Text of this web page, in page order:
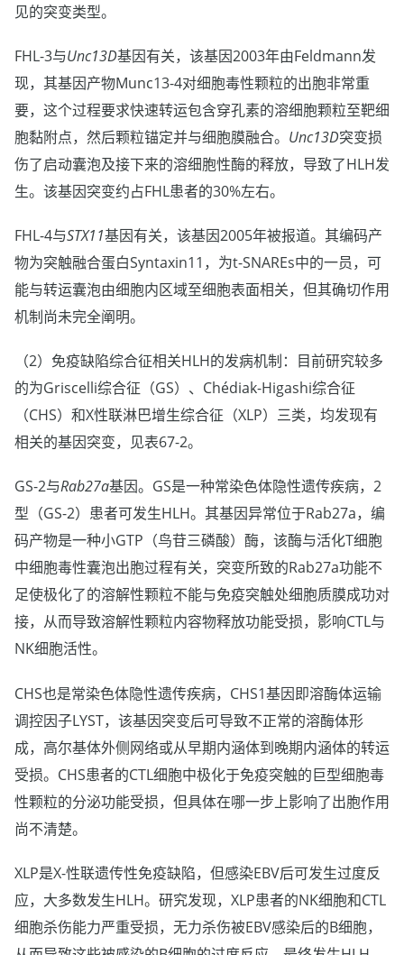
见的突变类型。
FHL-3与Unc13D基因有关，该基因2003年由Feldmann发
现，其基因产物Munc13-4对细胞毒性颗粒的出胞非常重
要，这个过程要求快速转运包含穿孔素的溶细胞颗粒至靶细
胞黏附点，然后颗粒锚定并与细胞膜融合。 Unc13D突变损
伤了启动囊泡及接下来的溶细胞性酶的释放，导致了HLH发
生。该基因突变约占FHL患者的30%左右。
FHL-4与STX11基因有关，该基因2005年被报道。其编码产
物为突触融合蛋白Syntaxin11，为t-SNAREs中的一员，可
能与转运囊泡由细胞内区域至细胞表面相关，但其确切作用
机制尚未完全阐明。
（2）免疫缺陷综合征相关HLH的发病机制：目前研究较多
的为Griscelli综合征（GS）、Chédiak-Higashi综合征
（CHS）和X性联淋巴增生综合征（XLP）三类，均发现有
相关的基因突变，见表67-2。
GS-2与Rab27a基因。GS是一种常染色体隐性遗传疾病，2
型（GS-2）患者可发生HLH。其基因异常位于Rab27a，编
码产物是一种小GTP（鸟苷三磷酸）酶，该酶与活化T细胞
中细胞毒性囊泡出胞过程有关，突变所致的Rab27a功能不
足使极化了的溶解性颗粒不能与免疫突触处细胞质膜成功对
接，从而导致溶解性颗粒内容物释放功能受损，影响CTL与
NK细胞活性。
CHS也是常染色体隐性遗传疾病，CHS1基因即溶酶体运输
调控因子LYST，该基因突变后可导致不正常的溶酶体形
成，高尔基体外侧网络或从早期内涵体到晚期内涵体的转运
受损。CHS患者的CTL细胞中极化于免疫突触的巨型细胞毒
性颗粒的分泌功能受损，但具体在哪一步上影响了出胞作用
尚不清楚。
XLP是X-性联遗传性免疫缺陷，但感染EBV后可发生过度反
应，大多数发生HLH。研究发现，XLP患者的NK细胞和CTL
细胞杀伤能力严重受损，无力杀伤被EBV感染后的B细胞，